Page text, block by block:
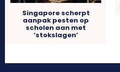
Singapore scherpt
aanpak pesten op
scholen aan met
‘stokslagen’